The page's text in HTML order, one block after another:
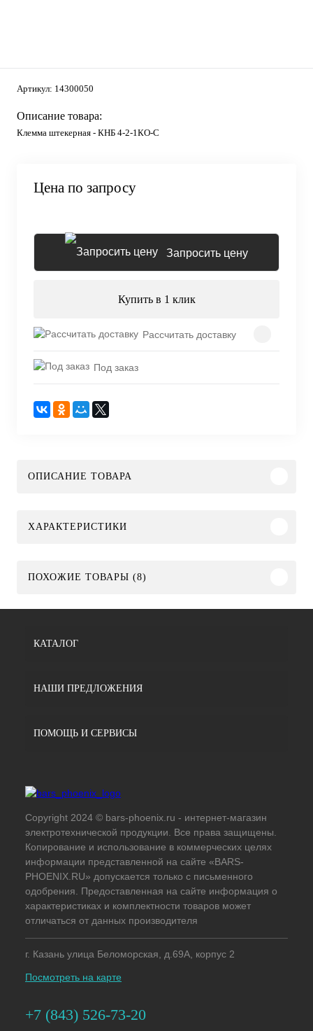
Артикул: 14300050
Описание товара:
Клемма штекерная - КНБ 4-2-1КО-С
Цена по запросу
Запросить цену
Купить в 1 клик
Рассчитать доставку
Под заказ
ОПИСАНИЕ ТОВАРА
ХАРАКТЕРИСТИКИ
ПОХОЖИЕ ТОВАРЫ (8)
КАТАЛОГ
НАШИ ПРЕДЛОЖЕНИЯ
ПОМОЩЬ И СЕРВИСЫ
Copyright 2024 © bars-phoenix.ru - интернет-магазин
электротехнической продукции. Все права защищены.
Копирование и использование в коммерческих целях
информации представленной на сайте «BARS-
PHOENIX.RU» допускается только с письменного
одобрения. Предоставленная на сайте информация о
характеристиках и комплектности товаров может
отличаться от данных производителя
г. Казань улица Беломорская, д.69А, корпус 2
Посмотреть на карте
+7 (843) 526-73-20